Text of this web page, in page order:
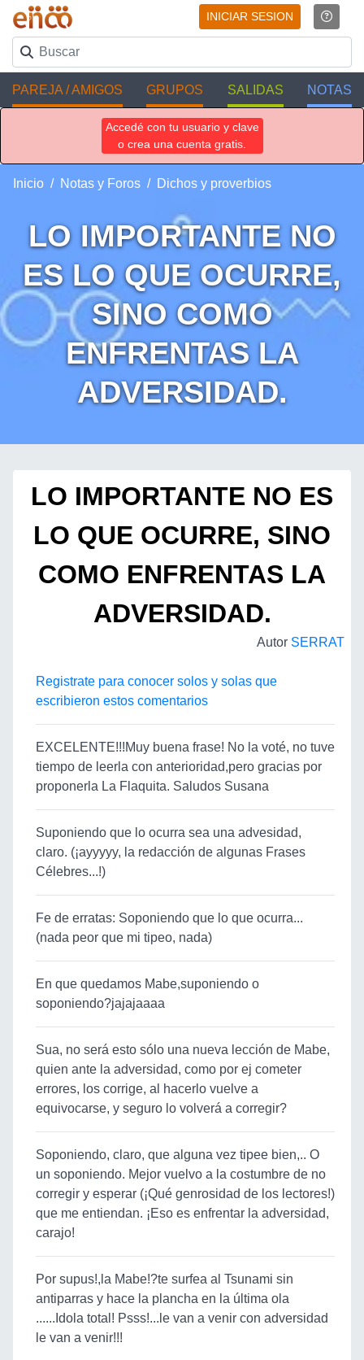
INICIAR SESION
PAREJA / AMIGOS GRUPOS SALIDAS NOTAS
Accedé con tu usuario y clave
o crea una cuenta gratis.
Inicio Notas y Foros Dichos y proverbios
LO IMPORTANTE NO
ES LO QUE OCURRE,
SINO COMO
ENFRENTAS LA
ADVERSIDAD.
LO IMPORTANTE NO ES
LO QUE OCURRE, SINO
COMO ENFRENTAS LA
ADVERSIDAD.
Autor SERRAT
Registrate para conocer solos y solas que
escribieron estos comentarios
EXCELENTE!!!Muy buena frase! No la voté, no tuve
tiempo de leerla con anterioridad,pero gracias por
proponerla La Flaquita. Saludos Susana
Suponiendo que lo ocurra sea una advesidad,
claro. (¡ayyyyy, la redacción de algunas Frases
Célebres...!)
Fe de erratas: Soponiendo que lo que ocurra...
(nada peor que mi tipeo, nada)
En que quedamos Mabe,suponiendo o
soponiendo?jajajaaaa
Sua, no será esto sólo una nueva lección de Mabe,
quien ante la adversidad, como por ej cometer
errores, los corrige, al hacerlo vuelve a
equivocarse, y seguro lo volverá a corregir?
Soponiendo, claro, que alguna vez tipee bien,.. O
un soponiendo. Mejor vuelvo a la costumbre de no
corregir y esperar (¡Qué genrosidad de los lectores!)
que me entiendan. ¡Eso es enfrentar la adversidad,
carajo!
Por supus!,la Mabe!?te surfea al Tsunami sin
antiparras y hace la plancha en la última ola
......Idola total! Psss!...le van a venir con adversidad
le van a venir!!!